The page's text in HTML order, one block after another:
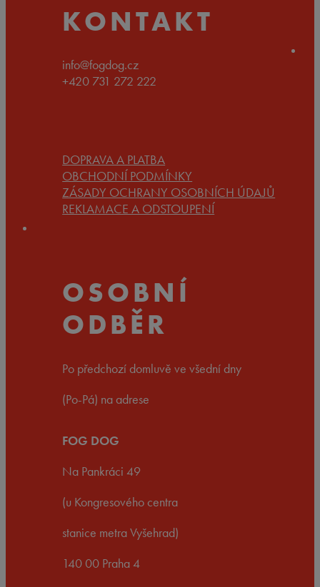
KONTAKT
info@fogdog.cz
+420 731 272 222
DOPRAVA A PLATBA
OBCHODNÍ PODMÍNKY
ZÁSADY OCHRANY OSOBNÍCH ÚDAJŮ
REKLAMACE A ODSTOUPENÍ
OSOBNÍ
ODBĚR
Po předchozí domluvě ve všední dny
(Po-Pá) na adrese
FOG DOG
Na Pankráci 49
(u Kongresového centra
stanice metra Vyšehrad)
140 00 Praha 4